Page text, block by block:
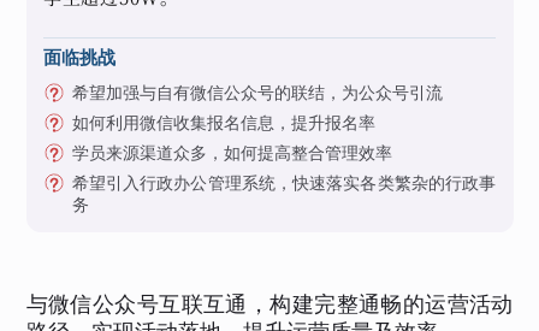
面临挑战
希望加强与自有微信公众号的联结，为公众号引流
如何利用微信收集报名信息，提升报名率
学员来源渠道众多，如何提高整合管理效率
希望引入行政办公管理系统，快速落实各类繁杂的行政事
务
与微信公众号互联互通，构建完整通畅的运营活动